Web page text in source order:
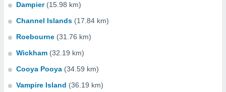
Dampier (15.98 km)
Channel Islands (17.84 km)
Roebourne (31.76 km)
Wickham (32.19 km)
Cooya Pooya (34.59 km)
Vampire Island (36.19 km)